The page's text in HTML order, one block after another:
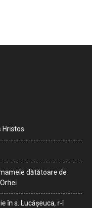
Hristos
dătătoare de
în s. Lucășeuca, r-l